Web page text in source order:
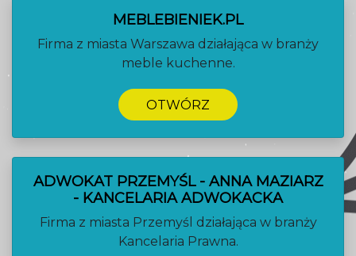
MEBLEBIENIEK.PL
Firma z miasta Warszawa działająca w branży
meble kuchenne.
OTWÓRZ
ADWOKAT PRZEMYŚL - ANNA MAZIARZ
- KANCELARIA ADWOKACKA
Firma z miasta Przemyśl działająca w branży
Kancelaria Prawna.